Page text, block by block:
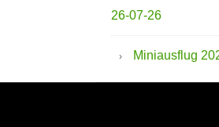
26-07-26
Miniausflug